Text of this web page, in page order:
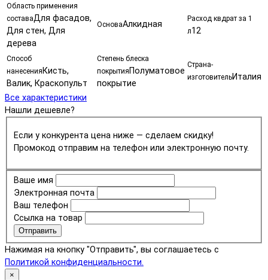
Область применения
составаДля фасадов,
Для стен, Для
дерева
ОсноваАлкидная
Расход квдрат за 1
л12
Способ
нанесения Кисть,
Валик, Краскопульт
Степень блеска
покрытия Полуматовое
покрытие
Страна-
изготовительИталия
Все характеристики
Нашли дешевле?
Если у конкурента цена ниже — сделаем скидку!
Промокод отправим на телефон или электронную почту.
Ваше имя
Электронная почта
Ваш телефон
Ссылка на товар
Отправить
Нажимая на кнопку "Отправить", вы соглашаетесь с
Политикой конфиденциальности.
×